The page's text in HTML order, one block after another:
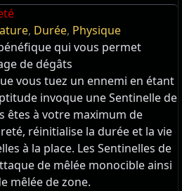
, Durée, Physique
qui vous permet
de dégâts
vous tuez un ennemi en étant
invoque une Sentinelle de
êtes à votre maximum de
réinitialise la durée et la vie
à la place. Les Sentinelles de
de mêlée monocible ainsi
mêlée de zone.